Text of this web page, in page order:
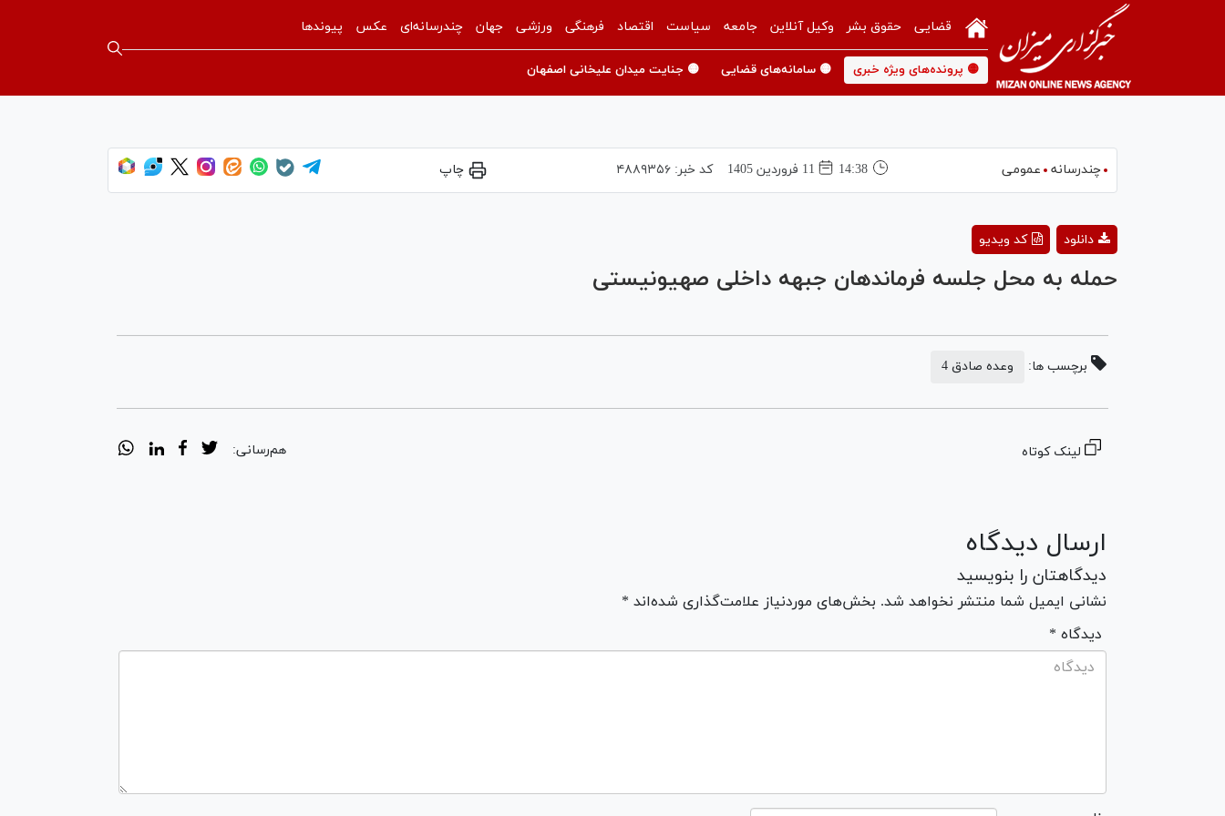
قضایی حقوق بشر وکیل آنلاین جامعه سیاست اقتصاد فرهنگی ورزشی جهان چندرسانه‌ای عکس پیوندها
🟡 پرونده‌های ویژه خبری 🟡 سامانه‌های قضایی 🟡 جنایت میدان علیخانی اصفهان
چندرسانه عمومی 14:38 11 فروردين 1405 کد خبر: ۴۸۸۹۳۵۶ چاپ
Video
کد ویدیو دانلود
حمله به محل جلسه فرماندهان جبهه داخلی صهیونیستی
برچسب ها: وعده صادق 4
لینک کوتاه هم‌رسانی:
ارسال دیدگاه
دیدگاهتان را بنویسید
نشانی ایمیل شما منتشر نخواهد شد. بخش‌های موردنیاز علامت‌گذاری شده‌اند *
* دیدگاه